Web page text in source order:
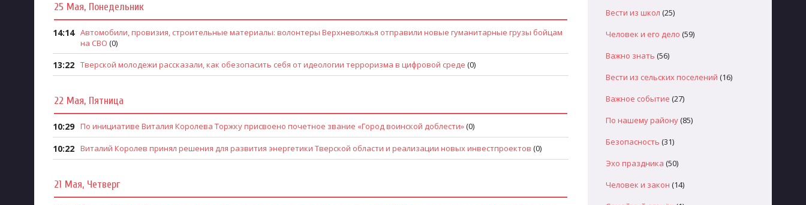
25 Мая, Понедельник
14:14 Автомобили, провизия, строительные материалы: волонтеры Верхневолжья отправили новые гуманитарные грузы бойцам
на СВО (0)
13:22 Тверской молодежи рассказали, как обезопасить себя от идеологии терроризма в цифровой среде (0)
22 Мая, Пятница
10:29 По инициативе Виталия Королева Торжку присвоено почетное звание «Город воинской доблести»(0)
10:22 Виталий Королев принял решения для развития энергетики Тверской области и реализации новых инвестпроектов (0)
21 Мая, Четверг
Вести из школ (25)
Человек и его дело (59)
Важно знать (56)
Вести из сельских поселений (16)
Важное событие (27)
По нашему району(85)
Безопасность (31)
Эхо праздника (50)
Человек и закон (14)